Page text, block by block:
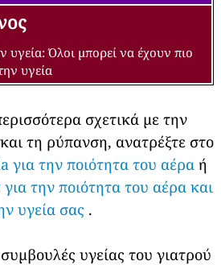
υγεία: Όλοι μπορεί να έχουν πιο
υγεία
σχετικά με την
τη ρύπανση, ανατρέξτε στο
την ποιότητα του αέρα ή
την ποιότητα του αέρα και
υγεία σας .
υγείας του γιατρού